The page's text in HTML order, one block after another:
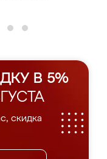
В 5%
скидка